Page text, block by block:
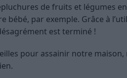
de fruits et légumes
bébé, par exemple. Grâce à
est terminé !
pour assainir notre